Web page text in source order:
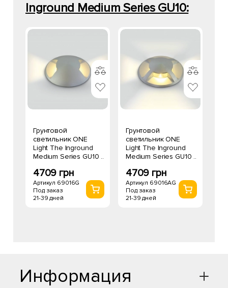
Inground Medium Series GU10:
Грунтовой
светильник ONE
Light The Inground
Medium Series GU10 ..
4709 грн
Артикул 69016G
Под заказ
21-39 дней
Грунтовой
светильник ONE
Light The Inground
Medium Series GU10 ..
4709 грн
Артикул 69016AG
Под заказ
21-39 дней
Информация